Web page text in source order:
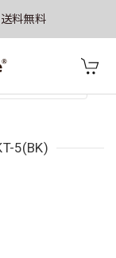
料無料
5(BK)